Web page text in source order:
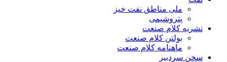
ملی مناطق نفت خیز
پتروشیمی
نشریه کلام صنعت
بولتن کلام صنعت
ماهنامه کلام صنعت
سخن سردبیر